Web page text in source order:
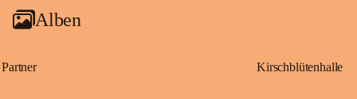
Alben
Partner Kirschblütenhalle